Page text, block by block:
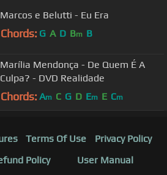
Marcos e Belutti - Eu Era
Chords: G A D Bm B
Marília Mendonça - De Quem É A
Culpa? - DVD Realidade
Chords: Am C G D Em E Cm
Terms Of Use
Privacy Policy
Policy
User Manual